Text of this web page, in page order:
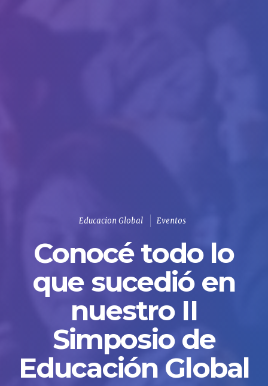
Educacion Global Eventos
Conocé todo lo
que sucedió en
nuestro II
Simposio de
Educación Global